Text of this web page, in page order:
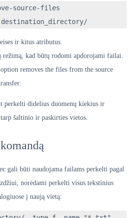
source-files
ir kitus atributus.
kad būtų rodomi apdorojami failai.
removes the files from the source
perkelti didelius duomenų kiekius ir
šaltinio ir paskirties vietos.
gali būti naudojama failams perkelti pagal
norėdami perkelti visus tekstinius
į naują vietą: